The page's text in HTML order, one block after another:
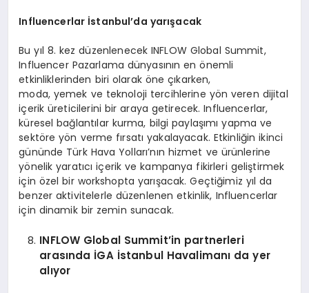
Influencerlar İstanbul’da yarışacak
Bu yıl 8. kez düzenlenecek INFLOW Global Summit,
Influencer Pazarlama dünyasının en önemli
etkinliklerinden biri olarak öne çıkarken,
moda, yemek ve teknoloji tercihlerine yön veren dijital
içerik üreticilerini bir araya getirecek. Influencerlar,
küresel bağlantılar kurma, bilgi paylaşımı yapma ve
sektöre yön verme fırsatı yakalayacak. Etkinliğin ikinci
gününde Türk Hava Yolları’nın hizmet ve ürünlerine
yönelik yaratıcı içerik ve kampanya fikirleri geliştirmek
için özel bir workshopta yarışacak. Geçtiğimiz yıl da
benzer aktivitelerle düzenlenen etkinlik, Influencerlar
için dinamik bir zemin sunacak.
INFLOW Global Summit’in partnerleri
arasında İGA İstanbul Havalimanı da yer
alıyor